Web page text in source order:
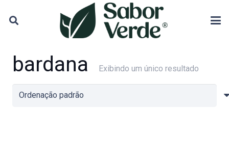
bardana Exibindo um único resultado